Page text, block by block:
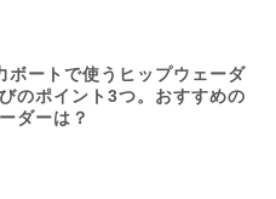
ボートで使うヒップウェーダ
のポイント3つ。おすすめの
ダーは？